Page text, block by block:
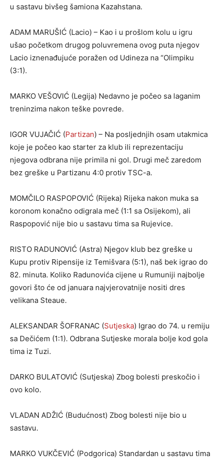
u sastavu bivšeg šamiona Kazahstana.
ADAM MARUŠIĆ (Lacio) – Kao i u prošlom kolu u igru
ušao početkom drugog poluvremena ovog puta njegov
Lacio iznenađujuće poražen od Udineza na “Olimpiku
(3:1).
MARKO VEŠOVIĆ (Legija) Nedavno je počeo sa laganim
treninzima nakon teške povrede.
IGOR VUJAČIĆ (Partizan) – Na posljednjih osam utakmica
koje je počeo kao starter za klub ili reprezentaciju
njegova odbrana nije primila ni gol. Drugi meč zaredom
bez greške u Partizanu 4:0 protiv TSC-a.
MOMČILO RASPOPOVIĆ (Rijeka) Rijeka nakon muka sa
koronom konačno odigrala meč (1:1 sa Osijekom), ali
Raspopović nije bio u sastavu tima sa Rujevice.
RISTO RADUNOVIĆ (Astra) Njegov klub bez greške u
Kupu protiv Ripensije iz Temišvara (5:1), naš bek igrao do
82. minuta. Koliko Radunovića cijene u Rumuniji najbolje
govori što će od januara najvjerovatnije nositi dres
velikana Steaue.
ALEKSANDAR ŠOFRANAC (Sutjeska) Igrao do 74. u remiju
sa Dečićem (1:1). Odbrana Sutjeske morala bolje kod gola
tima iz Tuzi.
DARKO BULATOVIĆ (Sutjeska) Zbog bolesti preskočio i
ovo kolo.
VLADAN ADŽIĆ (Budućnost) Zbog bolesti nije bio u
sastavu.
MARKO VUKČEVIĆ (Podgorica) Standardan u sastavu tima